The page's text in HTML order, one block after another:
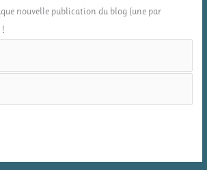
nouvelle publication du blog (une par
!